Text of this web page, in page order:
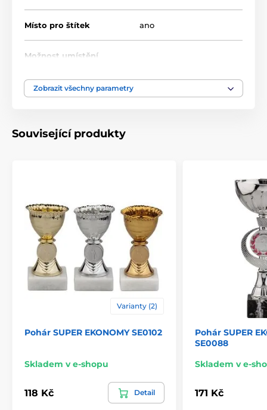
Místo pro štítek ano
Možnost umístění
Průměr cm 8-10-12
Výška cm
Způsob personalizace štítek,
Zobrazit všechny parametry
Související produkty
Varianty (2)
Pohár SUPER EKONOMY SE0102
Skladem v e-shopu
118 Kč Detail
Pohár SUPER
SE0088
Skladem v e-
171 Kč